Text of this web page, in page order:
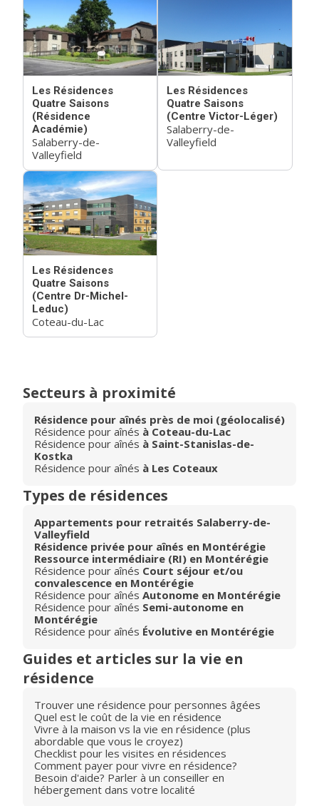
Les Résidences
Quatre Saisons
(Résidence
Académie)
Salaberry-de-
Valleyfield
Les Résidences
Quatre Saisons
(Centre Victor-Léger)
Salaberry-de-
Valleyfield
Les Résidences
Quatre Saisons
(Centre Dr-Michel-
Leduc)
Coteau-du-Lac
Secteurs à proximité
Résidence pour aînés près de moi (géolocalisé)
Résidence pour aînés à Coteau-du-Lac
Résidence pour aînés à Saint-Stanislas-de-
Kostka
Résidence pour aînés à Les Coteaux
Types de résidences
Appartements pour retraités Salaberry-de-
Valleyfield
Résidence privée pour aînés en Montérégie
Ressource intermédiaire (RI) en Montérégie
Résidence pour aînés Court séjour et/ou
convalescence en Montérégie
Résidence pour aînés Autonome en Montérégie
Résidence pour aînés Semi-autonome en
Montérégie
Résidence pour aînés Évolutive en Montérégie
Guides et articles sur la vie en
résidence
Trouver une résidence pour personnes âgées
Quel est le coût de la vie en résidence
Vivre à la maison vs la vie en résidence (plus
abordable que vous le croyez)
Checklist pour les visites en résidences
Comment payer pour vivre en résidence?
Besoin d'aide? Parler à un conseiller en
hébergement dans votre localité